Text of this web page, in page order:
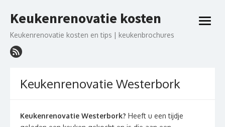
naar
inhoud
Keukenrenovatie kosten
Keukenrenovatie kosten en tips | keukenbrochures
open
Keukenrenovatie Westerbork
Keukenrenovatie Westerbork? Heeft u een tijdje